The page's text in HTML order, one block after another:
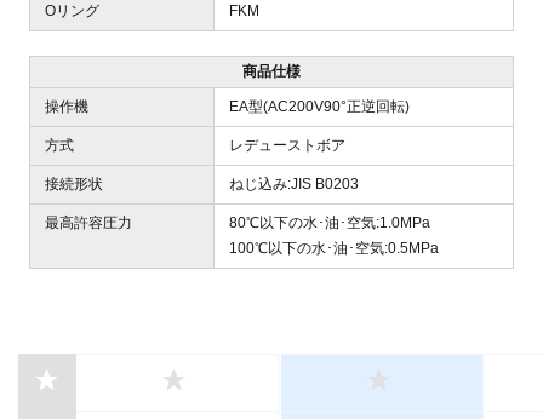
Oリング FKM
商品仕様
操作機 EA型(AC200V90°正逆回転)
方式 レデューストボア
接続形状 ねじ込み:JIS B0203
最高許容圧力
80℃以下の水･油･空気:1.0MPa
100℃以下の水･油･空気:0.5MPa